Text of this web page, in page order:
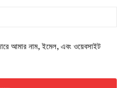
আমার নাম, ইমেল, এবং ওয়েবসাইট